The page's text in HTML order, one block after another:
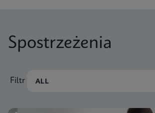
Spostrzeżenia
Filtr